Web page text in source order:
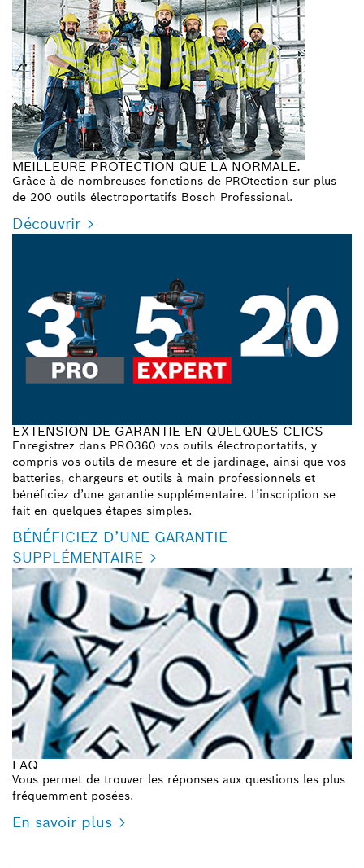
MEILLEURE PROTECTION QUE LA NORMALE.
Grâce à de nombreuses fonctions de PROtection sur plus
de 200 outils électroportatifs Bosch Professional.
Découvrir
EXTENSION DE GARANTIE EN QUELQUES CLICS
Enregistrez dans PRO360 vos outils électroportatifs, y
compris vos outils de mesure et de jardinage, ainsi que vos
batteries, chargeurs et outils à main professionnels et
bénéficiez d’une garantie supplémentaire. L’inscription se
fait en quelques étapes simples.
BÉNÉFICIEZ D’UNE GARANTIE
SUPPLÉMENTAIRE
FAQ
Vous permet de trouver les réponses aux questions les plus
fréquemment posées.
En savoir plus